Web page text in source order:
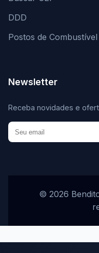
DDD
Postos de Combustível
Newsletter
Receba novidades e
© 2026